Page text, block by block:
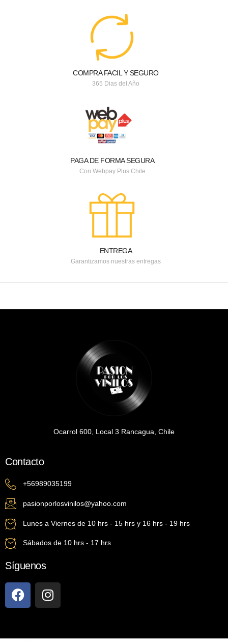
COMPRA FACIL Y SEGURO
365 Dias del Año
PAGA DE FORMA SEGURA
Con Webpay Plus Chile
ENTREGA
Garantizamos nuestras entregas
Ocarrol 600, Local 3 Rancagua, Chile
Contacto
+56989035199
pasionporlosvinilos@yahoo.com
Lunes a Viernes de 10 hrs - 15 hrs y 16 hrs - 19 hrs
Sábados de 10 hrs - 17 hrs
Síguenos